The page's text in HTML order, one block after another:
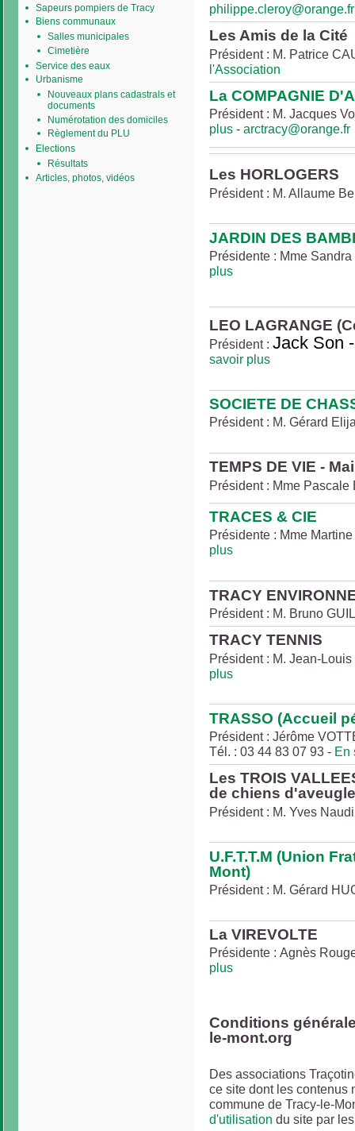
Sapeurs pompiers de Tracy
Biens communaux
Salles municipales
Cimetière
Service des eaux
Urbanisme
Nouveaux plans cadastrals et
documents
Numérotation des domiciles
Règlement du PLU
Elections
Résultats
Articles, photos, vidéos
philippe.cleroy@orange.fr
Les Amis de la Cité
Président : M. Patrice
l'Association
La COMPAGNIE
Président : M. Jacques
plus - arctracy@orange.fr
Les HORLOGERS
Président : M. Allaume
JARDIN DES
Présidente : Mme
plus
LEO LAGRANGE
Président : Jack Son
savoir plus
SOCIETE DE
Président : M. Gérard
TEMPS DE VIE -
Président : Mme
TRACES & CIE
Présidente : Mme
plus
TRACY
Président : M. Bruno
TRACY TENNIS
Président : M. Jean-
plus
TRASSO (Accueil
Président : Jérôme
Tél. : 03 44 83 07 93 - En
Les TROIS
de chiens
Président : M. Yves
U.F.T.T.M (Union
Mont)
Président : M. Gérard
La VIREVOLTE
Présidente : Agnès
plus
Conditions
le-mont.org
Des associations
ce site dont les contenus
commune de Tracy-le-
d'utilisation du site par